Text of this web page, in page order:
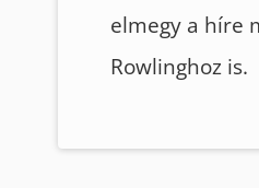
elmegy a híre
Rowlinghoz is.